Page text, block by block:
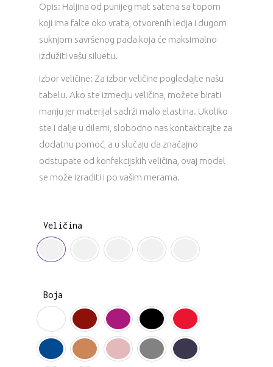
Opis: Haljina od punijeg mat satena sa topom
koji ima falte oko vrata, otvorenih ledja i dugom
suknjom savršenog pada koja će maksimalno
izdužiti vašu siluetu.
Izbor veličine: Za izbor veličine pogledajte našu
tabelu. Ako ste izmedju veličina, možete birati
manju jer materijal sadrži malo elastina. Ukoliko
ste i dalje u dilemi, slobodno nas kontaktirajte za
dodatnu pomoć, a u slučaju da značajno
odstupate od konfekcijskih veličina, ovaj model
se može izraditi i po vašim merama.
Veličina
Boja